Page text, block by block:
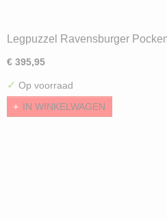
Legpuzzel Ravensburger
€ 395,95
✓ Op voorraad
IN WINKELWAGEN